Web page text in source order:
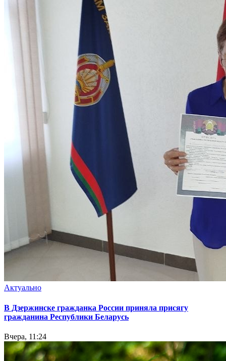
Актуально
В Дзержинске гражданка России приняла присягу
гражданина Республики Беларусь
Вчера, 11:24